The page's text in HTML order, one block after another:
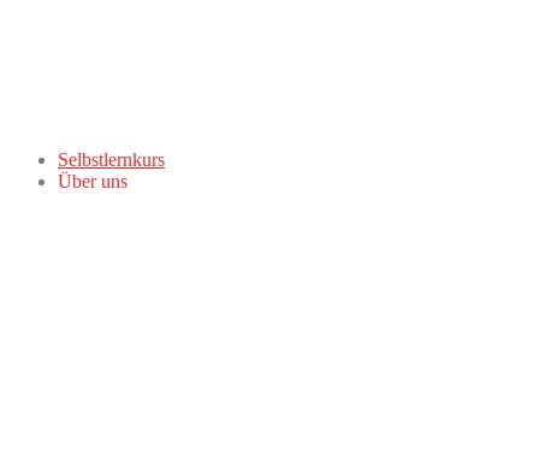
Selbstlernkurs
Über uns